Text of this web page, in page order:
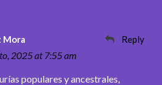
Mora
2025 at 7:55 am
Reply
populares y ancestrales,